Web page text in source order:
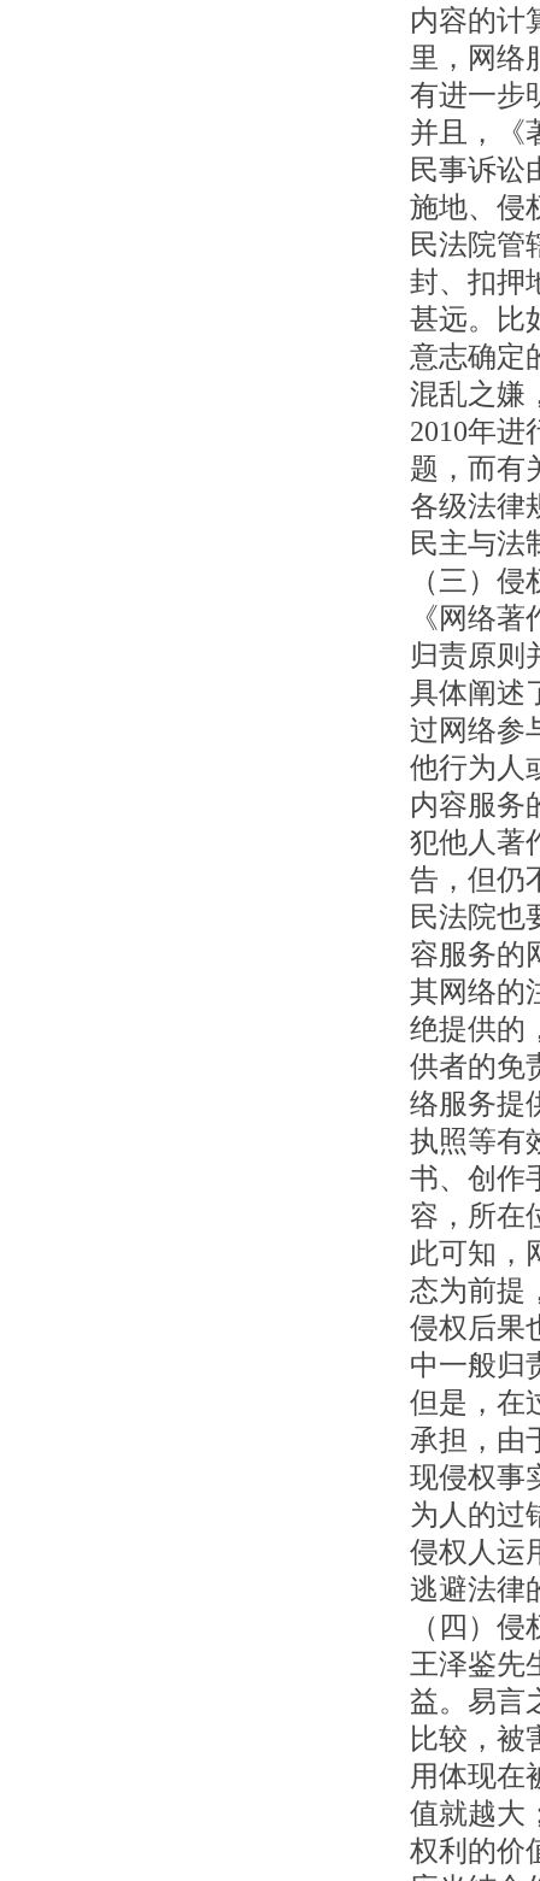
内容的计
里，网络
有进一步
并且，《
民事诉讼
施地、侵
民法院管
封、扣押
甚远。比
意志确定
混乱之嫌
2010年进
题，而有
各级法律
民主与法
（三）
《网络
归责原则
具体阐述
过网络参
他行为人
内容服务
犯他人著
告，但仍
民法院也
容服务的
其网络的
绝提供的
供者的免
络服务提
执照等有
书、创作
容，所在
此可知，
态为前提
侵权后果
中一般归
但是，在
承担，由
现侵权事
为人的过
侵权人运
逃避法律
（四）
王泽鉴先
益。易言
比较，被
用体现在
值就越大
权利的价